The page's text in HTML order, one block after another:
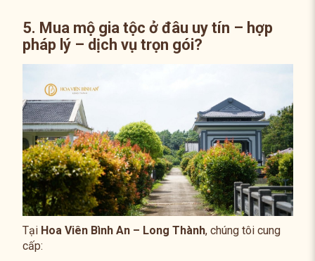
5. Mua mộ gia tộc ở đâu uy tín – hợp
pháp lý – dịch vụ trọn gói?
Tại Hoa Viên Bình An – Long Thành, chúng tôi cung
cấp: